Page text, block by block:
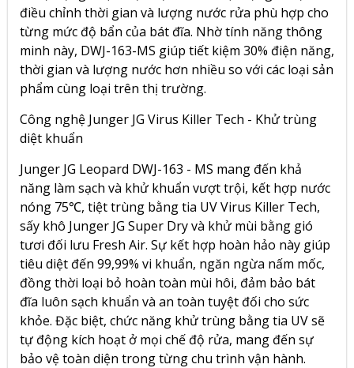
điều chỉnh thời gian và lượng nước rửa phù hợp cho
từng mức độ bẩn của bát đĩa. Nhờ tính năng thông
minh này, DWJ-163-MS giúp tiết kiệm 30% điện năng,
thời gian và lượng nước hơn nhiều so với các loại sản
phẩm cùng loại trên thị trường.
Công nghệ Junger JG Virus Killer Tech - Khử trùng
diệt khuẩn
Junger JG Leopard DWJ-163 - MS mang đến khả
năng làm sạch và khử khuẩn vượt trội, kết hợp nước
nóng 75℃, tiệt trùng bằng tia UV Virus Killer Tech,
sấy khô Junger JG Super Dry và khử mùi bằng gió
tươi đối lưu Fresh Air. Sự kết hợp hoàn hảo này giúp
tiêu diệt đến 99,99% vi khuẩn, ngăn ngừa nấm mốc,
đồng thời loại bỏ hoàn toàn mùi hôi, đảm bảo bát
đĩa luôn sạch khuẩn và an toàn tuyệt đối cho sức
khỏe. Đặc biệt, chức năng khử trùng bằng tia UV sẽ
tự động kích hoạt ở mọi chế độ rửa, mang đến sự
bảo vệ toàn diện trong từng chu trình vận hành.